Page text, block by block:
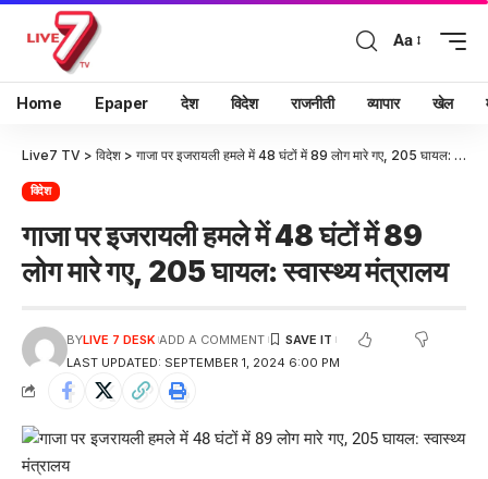
Aa
Home Epaper देश विदेश राजनीती व्यापार खेल
Live7 TV > विदेश > गाजा पर इजरायली हमले में 48 घंटों में 89 लोग मारे गए, 205 घायल: स्वास्थ्य मंत्रालय
विदेश
गाजा पर इजरायली हमले में 48 घंटों में 89
लोग मारे गए, 205 घायल: स्वास्थ्य मंत्रालय
LAST UPDATED: SEPTEMBER 1, 2024 6:00 PM
BYLIVE 7 DESK ADD A COMMENT